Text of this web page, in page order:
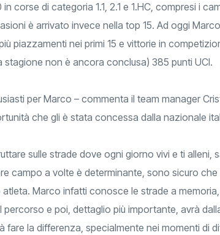
in corse di categoria 1.1, 2.1 e 1.HC, compresi i
è arrivato invece nella top 15. Ad oggi
piazzamenti nei primi 15 e vittorie in
stagione non è ancora conclusa) 385 punti UCI.
per Marco – commenta il team manager
che gli è stata concessa dalla nazionale
sulle strade dove ogni giorno vivi e ti alleni,
campo a volte è determinante, sono sicuro
atleta. Marco infatti conosce le strade a
percorso e poi, dettaglio più importante, avrà
fare la differenza, specialmente nei momenti di